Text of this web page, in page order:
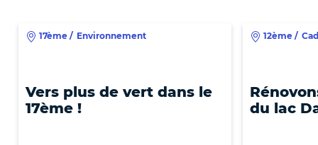
17ème / Environnement
Vers plus de vert dans le
17ème !
12ème /
du lac